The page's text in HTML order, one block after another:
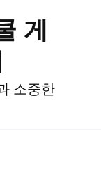
게
소중한